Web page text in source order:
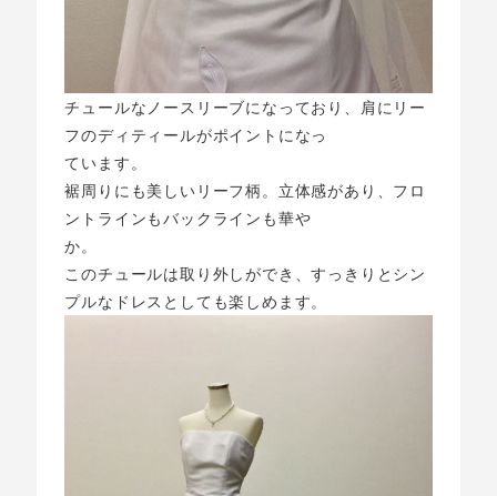
チュールなノースリーブになっており、肩にリー
フのディティールがポイントになっ
ています。
裾周りにも美しいリーフ柄。立体感があり、フロ
ントラインもバックラインも華や
か。
このチュールは取り外しができ、すっきりとシン
プルなドレスとしても楽しめます。